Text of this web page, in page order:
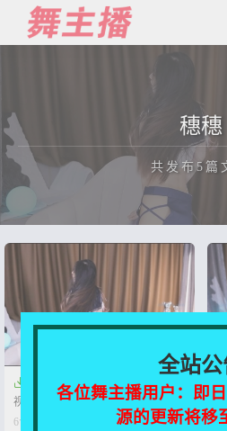
最新发布
国内主播
国外主播
充值&解压说明
用户中心
会员登陆
穗穗
共发布5篇
正在为您加载

【网易CC】穗穗 定制付费舞蹈
视频【3V-940M】
6个月前
 0  10

7
全站公
各位舞主播用户：即
源的更新将移